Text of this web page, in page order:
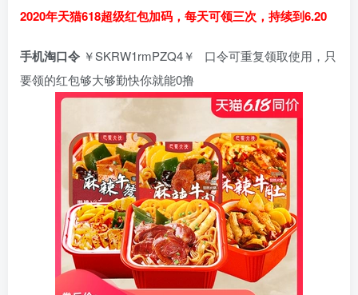
2020年天猫618超级红包加码，每天可领三次，持续到6.20
手机淘口令 ￥SKRW1rmPZQ4￥ 口令可重复领取使用，只
要领的红包够大够勤快你就能0撸